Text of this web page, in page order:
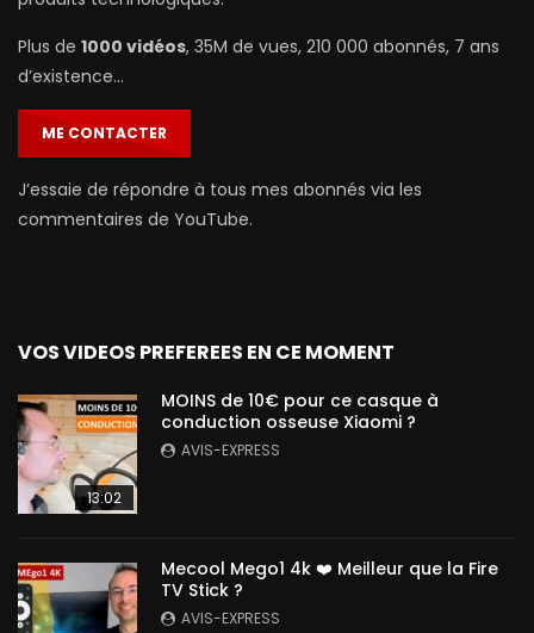
Plus de 1000 vidéos, 35M de vues, 210 000 abonnés, 7 ans
d’existence…
ME CONTACTER
J’essaie de répondre à tous mes abonnés via les
commentaires de YouTube.
VOS VIDEOS PREFEREES EN CE MOMENT
13:02
MOINS de 10€ pour ce casque à
conduction osseuse Xiaomi ?
AVIS-EXPRESS
Mecool Mego1 4k ❤️ Meilleur que la Fire
TV Stick ?
AVIS-EXPRESS